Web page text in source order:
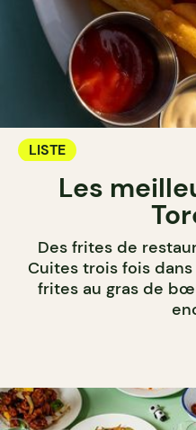
LISTE
Les
Des frites de
Cuites trois fois
frites au gras de